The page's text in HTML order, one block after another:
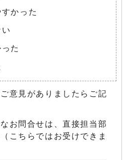
かった
た
意見がありましたらご記
お問合せは、直接担当部
こちらではお受けできま